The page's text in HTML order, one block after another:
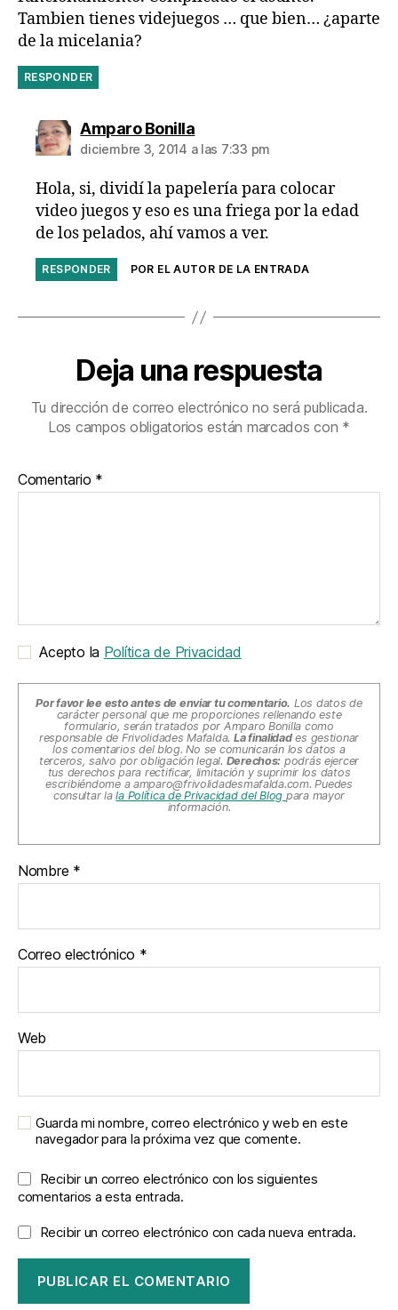
Tambien tienes videjuegos … que bien… ¿aparte
de la micelania?
RESPONDER
Amparo Bonilladice:
diciembre 3, 2014 a las 7:33 pm
Hola, si, dividí la papelería para colocar
video juegos y eso es una friega por la edad
de los pelados, ahí vamos a ver.
RESPONDER POR EL AUTOR DE LA ENTRADA
Deja una respuesta
Tu dirección de correo electrónico no será publicada.
Los campos obligatorios están marcados con *
Comentario *
Acepto la Política de Privacidad
Por favor lee esto antes de enviar tu comentario. Los datos de
carácter personal que me proporciones rellenando este
formulario, serán tratados por Amparo Bonilla como
responsable de Frivolidades Mafalda. La finalidades gestionar
los comentarios del blog. No se comunicarán los datos a
terceros, salvo por obligación legal. Derechos: podrás ejercer
tus derechos para rectificar, limitación y suprimir los datos
escribiéndome a amparo@frivolidadesmafalda.com. Puedes
consultar lala Política de Privacidad del Blog para mayor
información.
Nombre *
Correo electrónico *
Web
Guarda mi nombre, correo electrónico y web en este
navegador para la próxima vez que comente.
Recibir un correo electrónico con los siguientes
comentarios a esta entrada.
Recibir un correo electrónico con cada nueva entrada.